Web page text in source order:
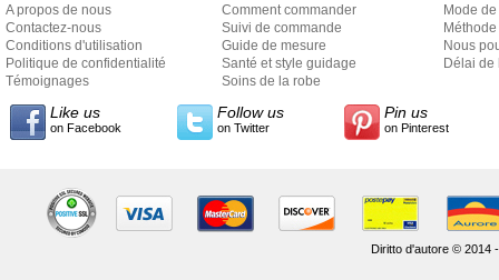
A propos de nous
Contactez-nous
Conditions d'utilisation
Politique de confidentialité
Témoignages
Comment commander
Suivi de commande
Guide de mesure
Santé et style guidage
Soins de la robe
Mode
Nous
Délai de
Like us
on Facebook
Follow us
on Twitter
Pin us
on Pinterest
Diritto d'autore © 2014